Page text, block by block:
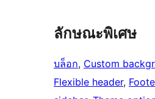
ลักษณะพิเศษ
บล็อก, Custom
Flexible header,